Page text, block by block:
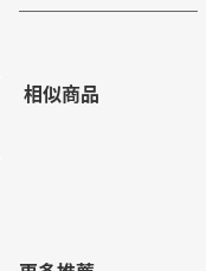
相似商品